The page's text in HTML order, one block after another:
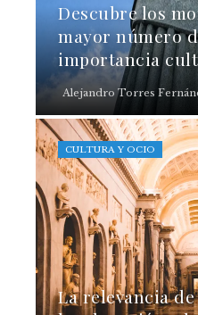
Descubre los
mayor número
importancia
Alejandro Torres
CULTURA Y OCIO
La relevancia